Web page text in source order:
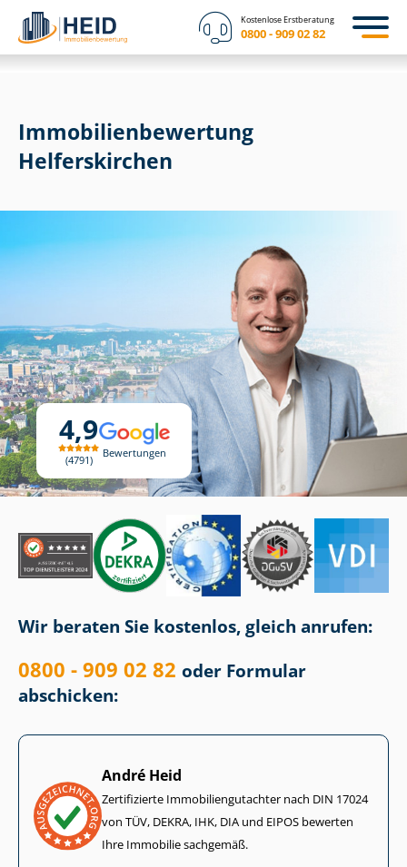
Kostenlose Erstberatung
0800 - 909 02 82
4,9
4791
Bewertungen
Immobilien­bewertung
Helferskirchen
Wir beraten Sie kostenlos, gleich anrufen:
0800 - 909 02 82 oder Formular
abschicken:
André Heid
Zertifizierte Im­mo­bi­li­en­gut­ach­ter nach DIN 17024
von TÜV, DEKRA, IHK, DIA und EIPOS bewerten
Ihre Immobilie sachgemäß.